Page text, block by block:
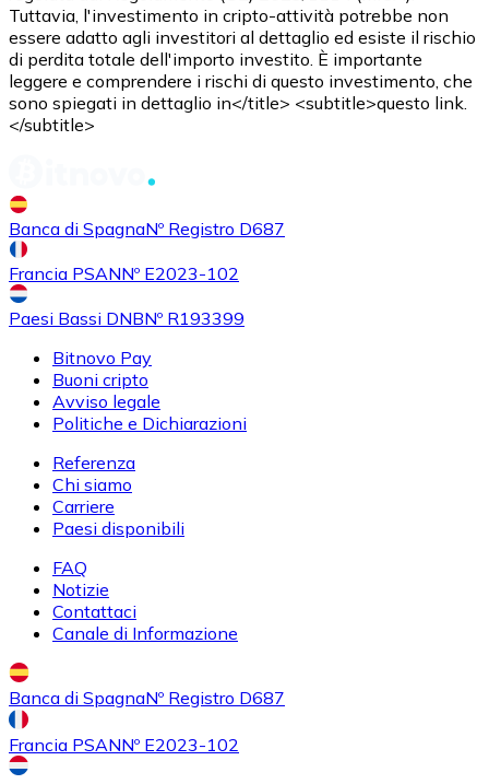
Carta di credito / debito
Usa le carte Visa e Mastercard per acquistare
Acquista con carta
Negozio - Carte regalo
Tuttavia, l'investimento in cripto-attività potrebbe non
essere adatto agli investitori al dettaglio ed esiste il rischio
di perdita totale dell'importo investito. È importante
leggere e comprendere i rischi di questo investimento, che
sono spiegati in dettaglio in</title> <subtitle>questo link.
</subtitle>
Banca di SpagnaNº Registro D687
Francia PSANNº E2023-102
Paesi Bassi DNBNº R193399
Bitnovo Pay
Buoni cripto
Avviso legale
Politiche e Dichiarazioni
Referenza
Chi siamo
Carriere
Paesi disponibili
FAQ
Notizie
Contattaci
Canale di Informazione
Banca di SpagnaNº Registro D687
Francia PSANNº E2023-102